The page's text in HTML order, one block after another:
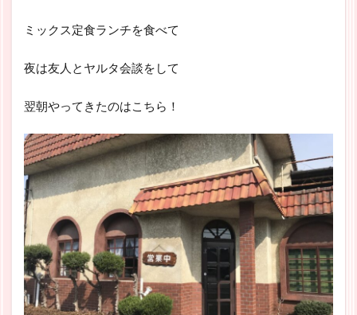
ミックス定食ランチを食べて
夜は友人とヤルタ会談をして
翌朝やってきたのはこちら！